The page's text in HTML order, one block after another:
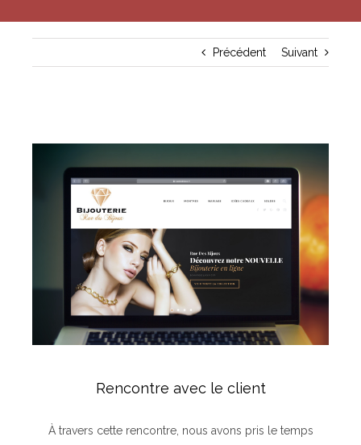
Précédent Suivant
Rencontre avec le client
À travers cette rencontre, nous avons pris le temps